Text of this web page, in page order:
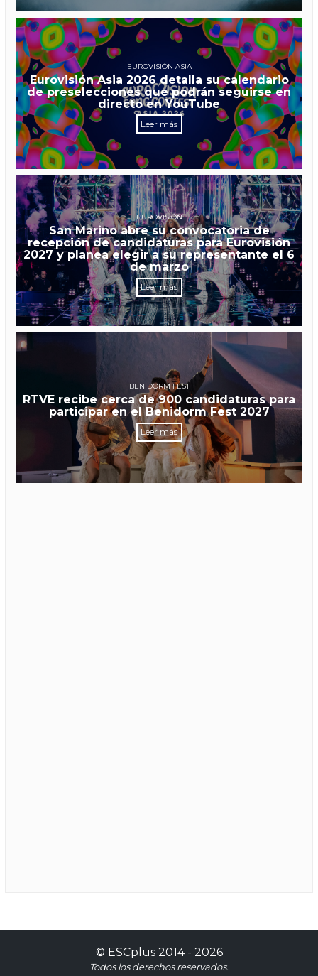
EUROVISIÓN ASIA
Eurovisión Asia 2026 detalla su calendario
de preselecciones que podrán seguirse en
directo en YouTube
Leer más
EUROVISIÓN
San Marino abre su convocatoria de
recepción de candidaturas para Eurovisión
2027 y planea elegir a su representante el 6
de marzo
Leer más
BENIDORM FEST
RTVE recibe cerca de 900 candidaturas para
participar en el Benidorm Fest 2027
Leer más
© ESCplus2014 - 2026
Todos los derechos reservados.